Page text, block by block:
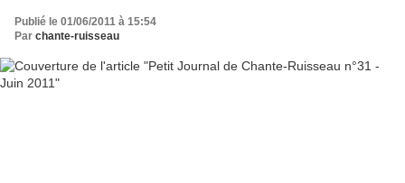
Publié le 01/06/2011 à 15:54
Par chante-ruisseau